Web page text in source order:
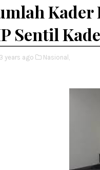
Sentil
3 years ago Nasional,